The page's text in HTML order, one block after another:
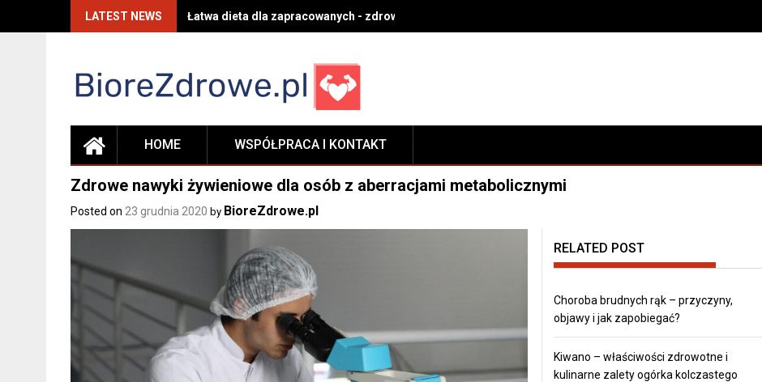
LATEST NEWS Łatwa dieta dla zapracowanych - zdrowe nawyki na co dzień
HOME WSPÓŁPRACA I KONTAKT
Zdrowe nawyki żywieniowe dla osób z aberracjami metabolicznymi
Posted on 23 grudnia 2020 by BioreZdrowe.pl
RELATED POST
Choroba brudnych rąk – przyczyny,
objawy i jak zapobiegać?
Kiwano – właściwości zdrowotne i
kulinarne zalety ogórka kolczastego